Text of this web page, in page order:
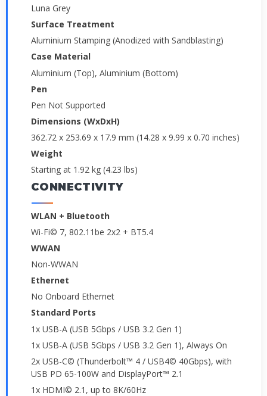
Luna Grey
Surface Treatment
Aluminium Stamping (Anodized with Sandblasting)
Case Material
Aluminium (Top), Aluminium (Bottom)
Pen
Pen Not Supported
Dimensions (WxDxH)
362.72 x 253.69 x 17.9 mm (14.28 x 9.99 x 0.70 inches)
Weight
Starting at 1.92 kg (4.23 lbs)
CONNECTIVITY
WLAN + Bluetooth
Wi-Fi© 7, 802.11be 2x2 + BT5.4
WWAN
Non-WWAN
Ethernet
No Onboard Ethernet
Standard Ports
1x USB-A (USB 5Gbps / USB 3.2 Gen 1)
1x USB-A (USB 5Gbps / USB 3.2 Gen 1), Always On
2x USB-C© (Thunderbolt™ 4 / USB4© 40Gbps), with
USB PD 65-100W and DisplayPort™ 2.1
1x HDMI© 2.1, up to 8K/60Hz